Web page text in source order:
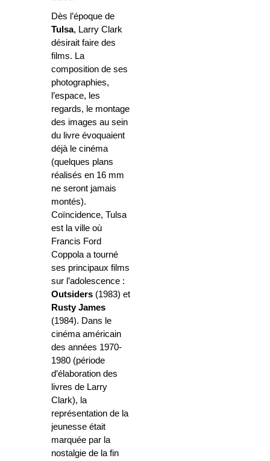
Dès l’époque de
Tulsa, Larry Clark
désirait faire des
films. La
composition de ses
photographies,
l’espace, les
regards, le montage
des images au sein
du livre évoquaient
déjà le cinéma
(quelques plans
réalisés en 16 mm
ne seront jamais
montés).
Coïncidence, Tulsa
est la ville où
Francis Ford
Coppola a tourné
ses principaux films
sur l’adolescence :
Outsiders (1983) et
Rusty James
(1984). Dans le
cinéma américain
des années 1970-
1980 (période
d’élaboration des
livres de Larry
Clark), la
représentation de la
jeunesse était
marquée par la
nostalgie de la fin